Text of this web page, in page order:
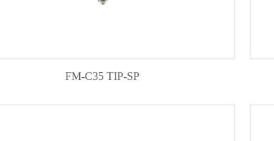
FM-C35 TIP-SP